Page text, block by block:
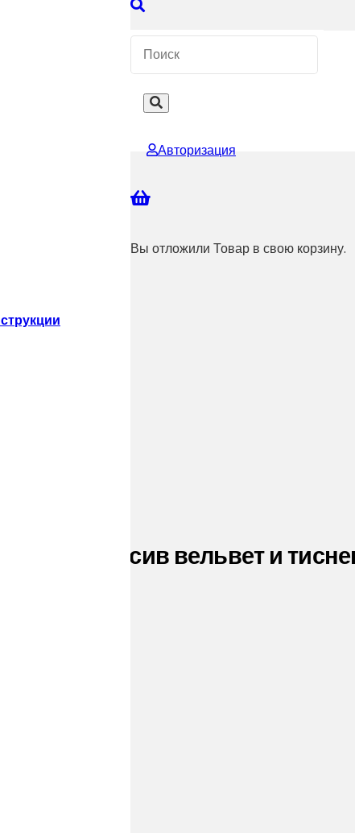
Авторизация
Вы отложили Товар в свою корзину.
Массив вельвет и